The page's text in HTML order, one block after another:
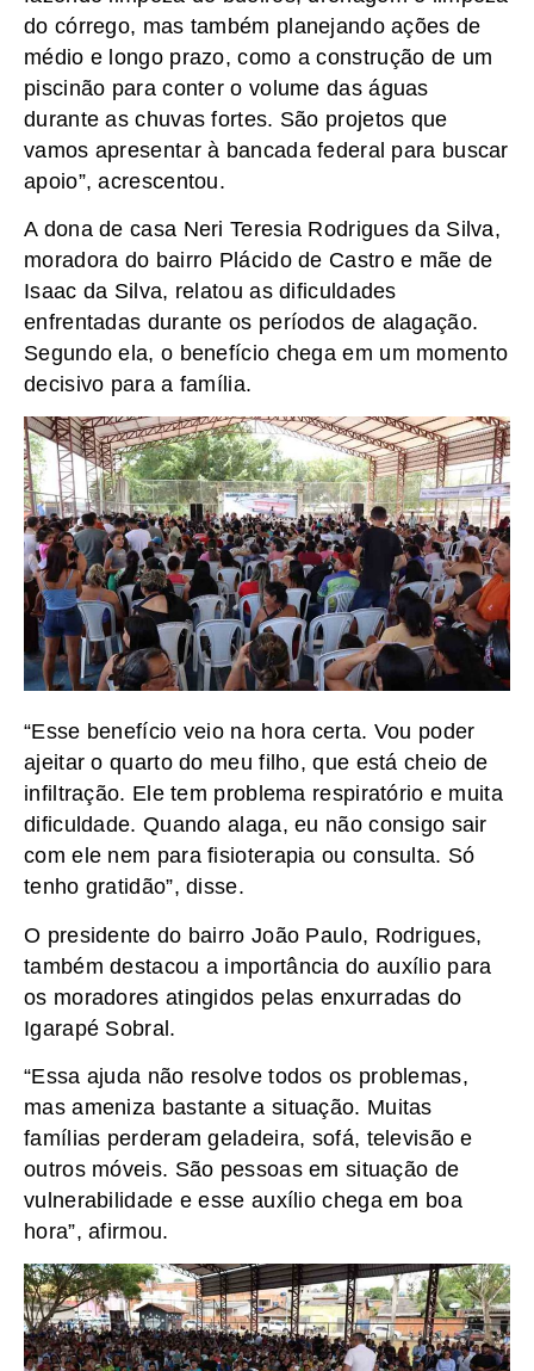
do córrego, mas também planejando ações de
médio e longo prazo, como a construção de um
piscinão para conter o volume das águas
durante as chuvas fortes. São projetos que
vamos apresentar à bancada federal para buscar
apoio”, acrescentou.
A dona de casa Neri Teresia Rodrigues da Silva,
moradora do bairro Plácido de Castro e mãe de
Isaac da Silva, relatou as dificuldades
enfrentadas durante os períodos de alagação.
Segundo ela, o benefício chega em um momento
decisivo para a família.
“Esse benefício veio na hora certa. Vou poder
ajeitar o quarto do meu filho, que está cheio de
infiltração. Ele tem problema respiratório e muita
dificuldade. Quando alaga, eu não consigo sair
com ele nem para fisioterapia ou consulta. Só
tenho gratidão”, disse.
O presidente do bairro João Paulo, Rodrigues,
também destacou a importância do auxílio para
os moradores atingidos pelas enxurradas do
Igarapé Sobral.
“Essa ajuda não resolve todos os problemas,
mas ameniza bastante a situação. Muitas
famílias perderam geladeira, sofá, televisão e
outros móveis. São pessoas em situação de
vulnerabilidade e esse auxílio chega em boa
hora”, afirmou.